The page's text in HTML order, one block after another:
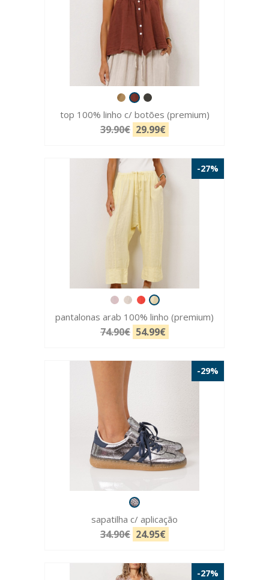
top 100% linho c/ botões (premium)
39.90€ 29.99€
-27%
pantalonas arab 100% linho (premium)
74.90€ 54.99€
-29%
sapatilha c/ aplicação
34.90€ 24.95€
-27%